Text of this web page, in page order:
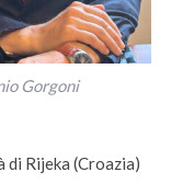
Gorgoni
Rijeka (Croazia)